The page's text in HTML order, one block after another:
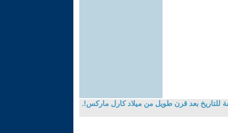
للتاريخ بعد قرن طويل من ميلاد كارل ماركس!.